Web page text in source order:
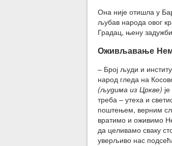
Она није отишла у
љубав народа овог
Градац, њену
Оживљавање
– Број људи и
народ гледа на
(људима из Цркве)
треба – утеха и
поштењем, верним
вратимо и оживимо
да целивамо сваку
уверљиво нас